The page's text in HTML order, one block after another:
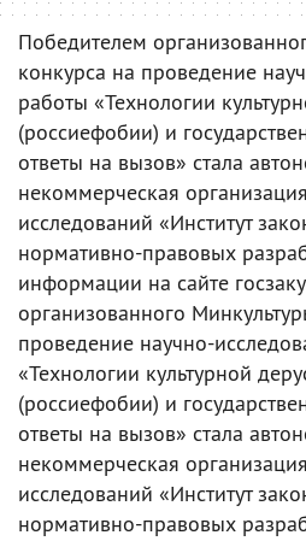
Победителем
конкурса на проведение
работы «Технологии
(россиефобии) и
ответы на вызов» стала
некоммерческая
исследований «Институт
нормативно-правовых
информации на сайте
организованного
проведение научно-
«Технологии культурной
(россиефобии) и
ответы на вызов» стала
некоммерческая
исследований «Институт
нормативно-правовых